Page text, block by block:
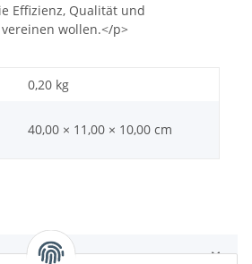
Effizienz, Qualität und
wollen.</p>
0,20 kg
40,00 × 11,00 × 10,00 cm